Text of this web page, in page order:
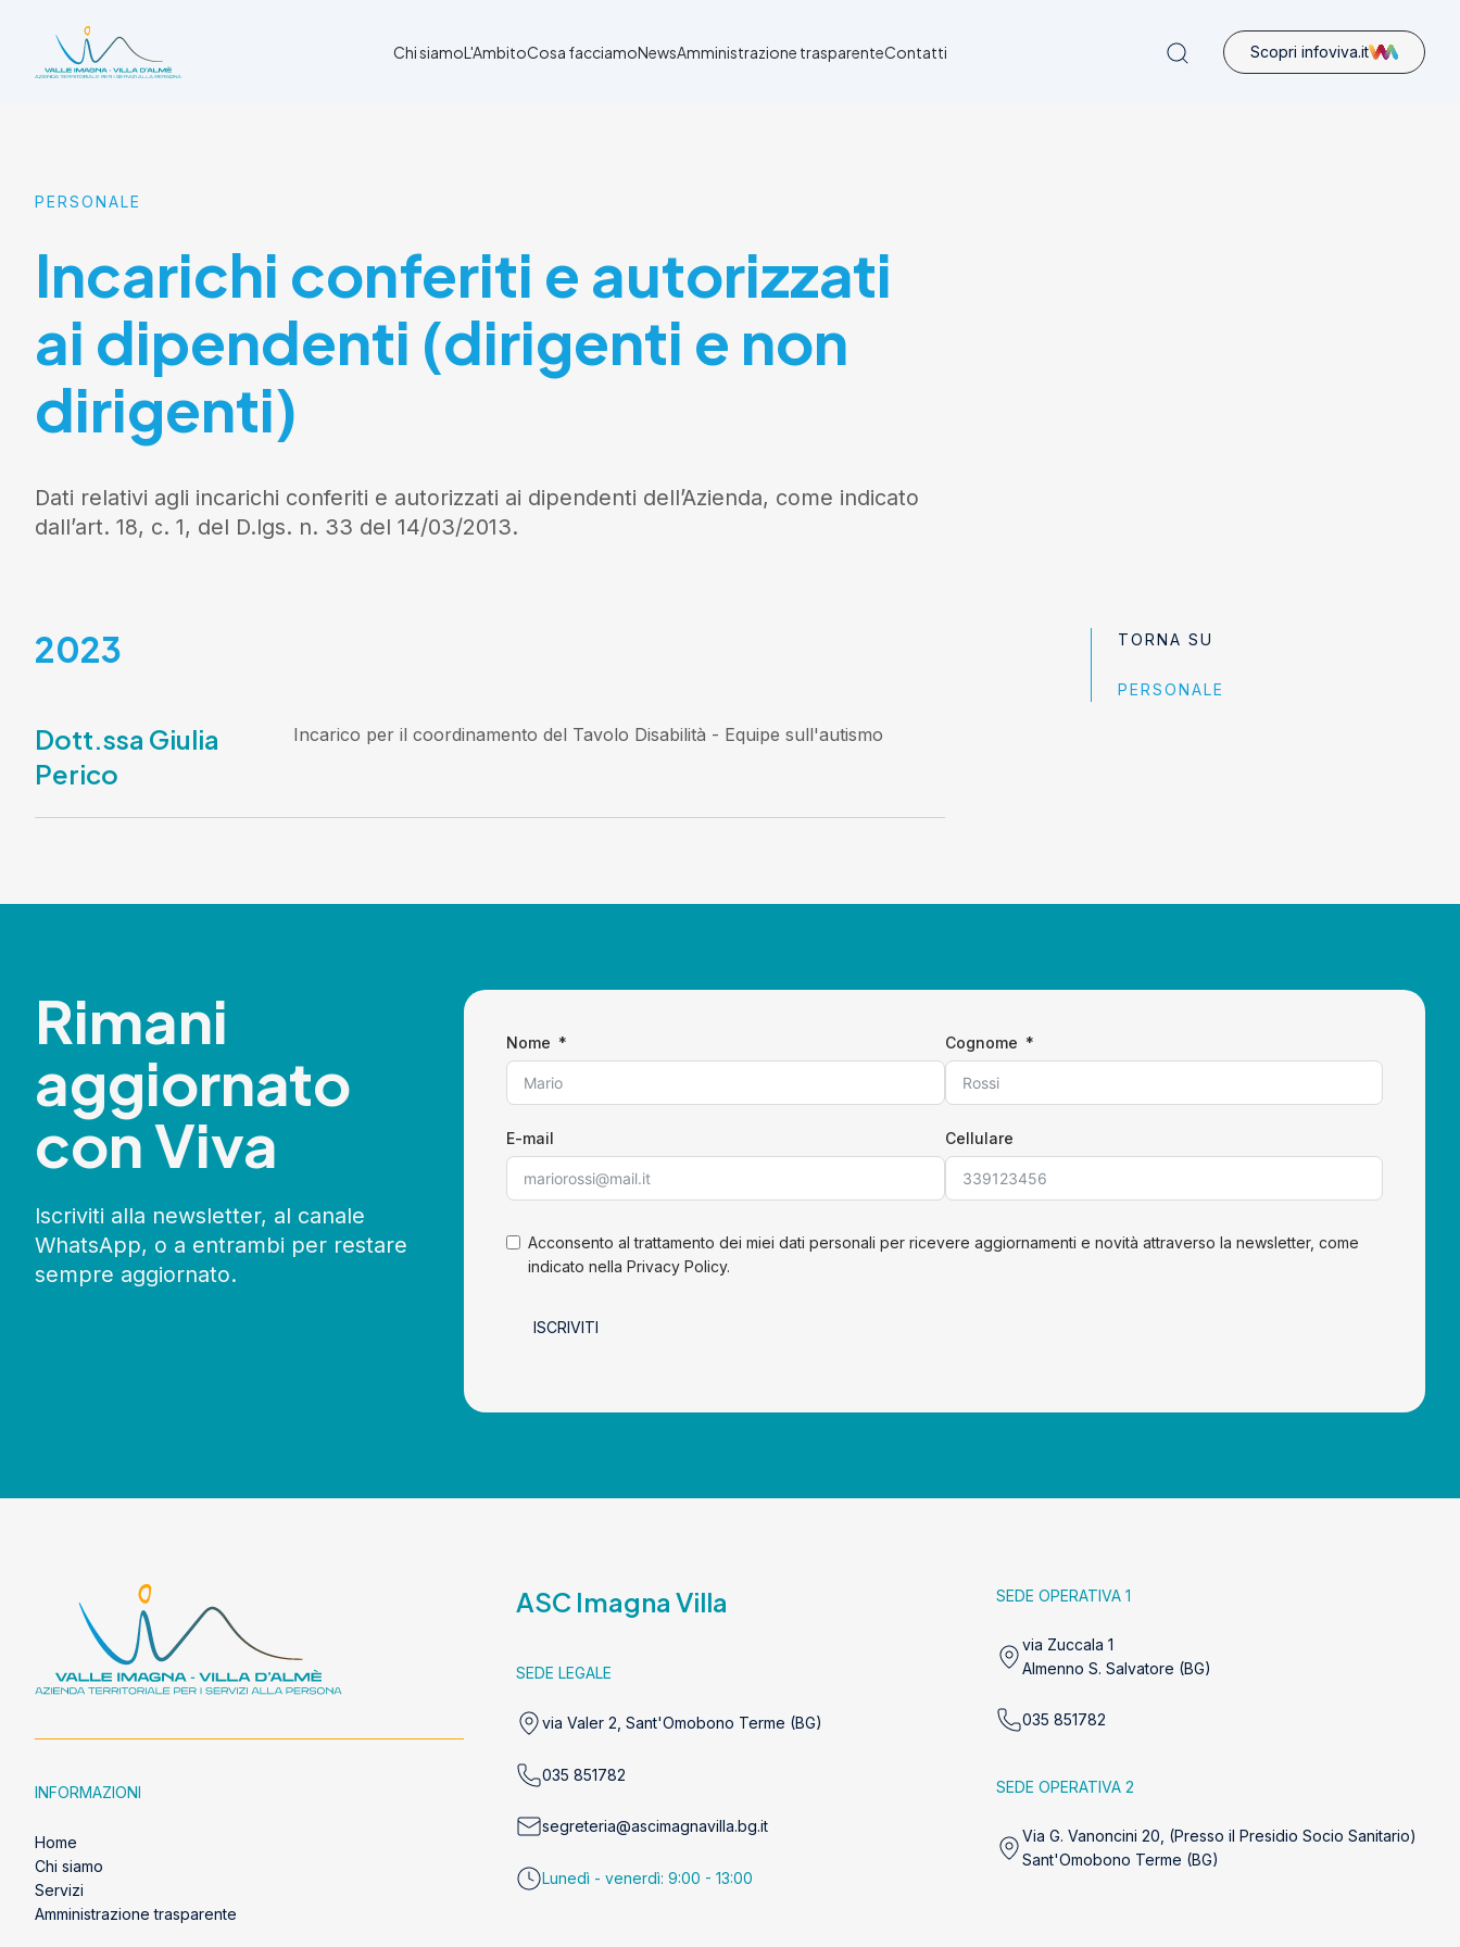
Chi siamoL'AmbitoCosa facciamoNewsAmministrazione trasparenteContatti Scopri infoviva.it
L'Ambito
Amministrazione trasparente
Contatti
PERSONALE
Incarichi conferiti e autorizzati
ai dipendenti (dirigenti e non
dirigenti)
Dati relativi agli incarichi conferiti e autorizzati ai dipendenti dell’Azienda, come indicato
dall’art. 18, c. 1, del D.lgs. n. 33 del 14/03/2013.
2023
Dott.ssa Giulia
Perico
Incarico per il coordinamento del Tavolo Disabilità - Equipe sull'autismo
TORNA SU
PERSONALE
Rimani
aggiornato
con Viva
Iscriviti alla newsletter, al canale
WhatsApp, o a entrambi per restare
sempre aggiornato.
Nome Cognome
E-mail Cellulare
Acconsento al trattamento dei miei dati personali per ricevere aggiornamenti e novità attraverso la newsletter, come
indicato nella Privacy Policy.
ISCRIVITI
INFORMAZIONI
Home
Chi siamo
Servizi
Amministrazione trasparente
ASC Imagna Villa
SEDE LEGALE
via Valer 2, Sant'Omobono Terme (BG)
035 851782
segreteria@ascimagnavilla.bg.it
Lunedì - venerdì: 9:00 - 13:00
SEDE OPERATIVA 1
via Zuccala 1
Almenno S. Salvatore (BG)
035 851782
SEDE OPERATIVA 2
Via G. Vanoncini 20, (Presso il Presidio Socio Sanitario)
Sant'Omobono Terme (BG)